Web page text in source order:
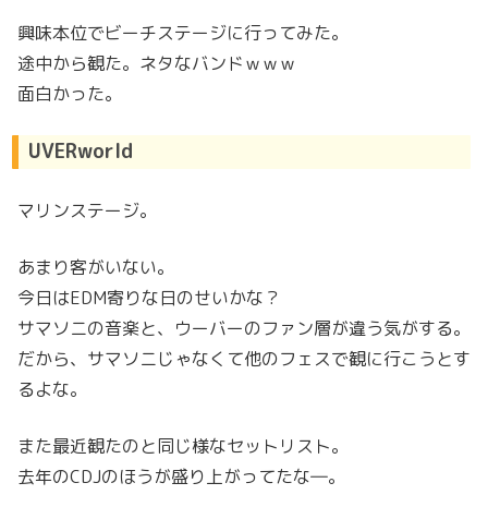
興味本位でビーチステージに行ってみた。
途中から観た。ネタなバンドｗｗｗ
面白かった。
UVERworld
マリンステージ。
あまり客がいない。
今日はEDM寄りな日のせいかな？
サマソニの音楽と、ウーバーのファン層が違う気がする。
だから、サマソニじゃなくて他のフェスで観に行こうとす
るよな。
また最近観たのと同じ様なセットリスト。
去年のCDJのほうが盛り上がってたな―。